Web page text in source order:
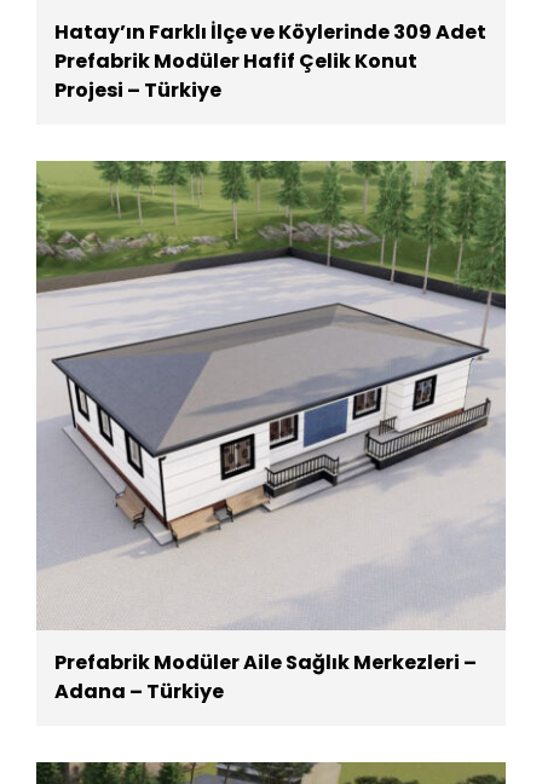
Hatay’ın Farklı İlçe ve Köylerinde 309 Adet
Prefabrik Modüler Hafif Çelik Konut
Projesi – Türkiye
Prefabrik Modüler Aile Sağlık Merkezleri –
Adana – Türkiye